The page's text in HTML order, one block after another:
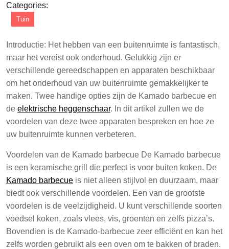
Categories:
Tuin
Introductie: Het hebben van een buitenruimte is fantastisch,
maar het vereist ook onderhoud. Gelukkig zijn er
verschillende gereedschappen en apparaten beschikbaar
om het onderhoud van uw buitenruimte gemakkelijker te
maken. Twee handige opties zijn de Kamado barbecue en
de elektrische heggenschaar. In dit artikel zullen we de
voordelen van deze twee apparaten bespreken en hoe ze
uw buitenruimte kunnen verbeteren.
Voordelen van de Kamado barbecue De Kamado barbecue
is een keramische grill die perfect is voor buiten koken. De
Kamado barbecue is niet alleen stijlvol en duurzaam, maar
biedt ook verschillende voordelen. Een van de grootste
voordelen is de veelzijdigheid. U kunt verschillende soorten
voedsel koken, zoals vlees, vis, groenten en zelfs pizza’s.
Bovendien is de Kamado-barbecue zeer efficiënt en kan het
zelfs worden gebruikt als een oven om te bakken of braden.